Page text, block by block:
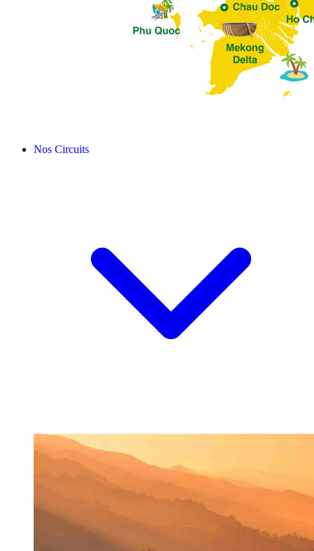
Nos Circuits